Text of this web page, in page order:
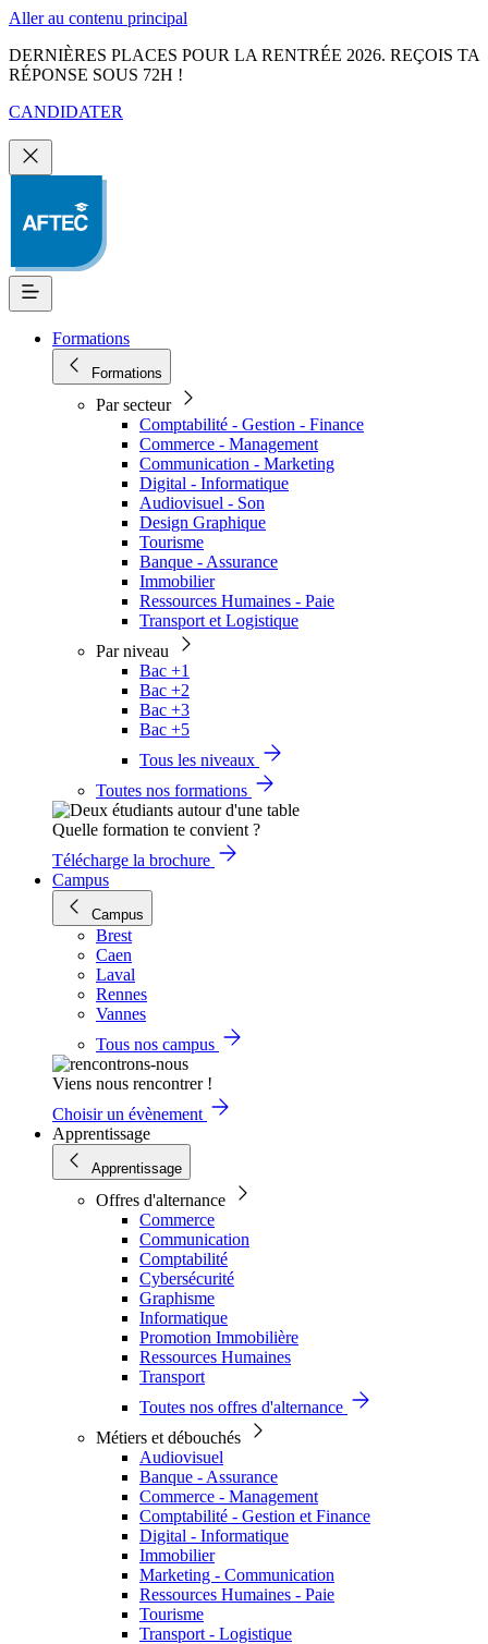
Aller au contenu principal
DERNIÈRES PLACES POUR LA RENTRÉE 2026. REÇOIS TA
RÉPONSE SOUS 72H !
CANDIDATER
Formations
Formations
Par secteur
Comptabilité - Gestion - Finance
Commerce - Management
Communication - Marketing
Digital - Informatique
Audiovisuel - Son
Design Graphique
Tourisme
Banque - Assurance
Immobilier
Ressources Humaines - Paie
Transport et Logistique
Par niveau
Bac +1
Bac +2
Bac +3
Bac +5
Tous les niveaux
Toutes nos formations
Quelle formation te convient ?
Télécharge la brochure
Campus
Campus
Brest
Caen
Laval
Rennes
Vannes
Tous nos campus
Viens nous rencontrer !
Choisir un évènement
Apprentissage
Apprentissage
Offres d'alternance
Commerce
Communication
Comptabilité
Cybersécurité
Graphisme
Informatique
Promotion Immobilière
Ressources Humaines
Transport
Toutes nos offres d'alternance
Métiers et débouchés
Audiovisuel
Banque - Assurance
Commerce - Management
Comptabilité - Gestion et Finance
Digital - Informatique
Immobilier
Marketing - Communication
Ressources Humaines - Paie
Tourisme
Transport - Logistique